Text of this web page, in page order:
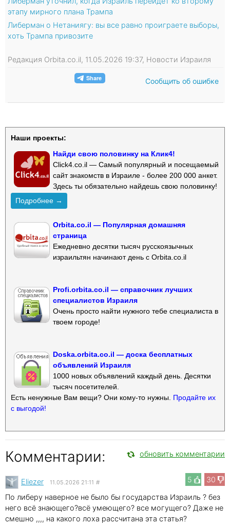
этапу мирного плана Трампа
Либерман о Нетаниягу: вы все равно проиграете выборы,
хоть Трампа привозите
Редакция Orbita.co.il, 11.05.2026 19:37, Новости Израиля
Сообщить об ошибке
Наши проекты:
Найди свою половинку на Клик4!
Click4.co.il — Самый популярный и посещаемый
сайт знакомств в Израиле - более 200 000 анкет.
Здесь ты обязательно найдешь свою половинку!
Подробнее →
Orbita.co.il — Популярная домашняя
страница
Ежедневно десятки тысяч русскоязычных
израильтян начинают день с Orbita.co.il
Profi.orbita.co.il — справочник лучших
специалистов Израиля
Очень просто найти нужного тебе специалиста в
твоем городе!
Doska.orbita.co.il — доска бесплатных
объявлений Израиля
1000 новых объявлений каждый день. Десятки
тысяч посетителей.
Есть ненужные Вам вещи? Они кому-то нужны. Продайте их
с выгодой!
Комментарии: обновить комментарии
5 30
Eliezer 11.05.2026 21:11 #
По либеру наверное не было бы государства Израиль ? без
него всё знающего?всё умеющего? все могущего? Даже не
смешно ,,,, на какого лоха рассчитана эта статья?